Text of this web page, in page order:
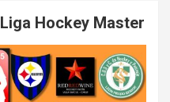
Hockey Master